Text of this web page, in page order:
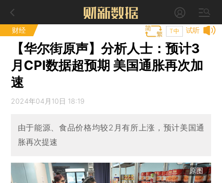
财经 试听
T中
【华尔街原声】分析人士：预计3
月CPI数据超预期 美国通胀再次加
速
2024年04月10日 18:19
由于能源、食品价格均较2月有所上涨，预计美国通
胀再次提速
原图